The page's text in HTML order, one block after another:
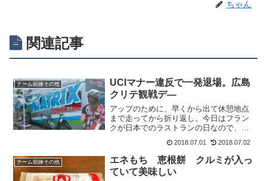
ちゃん
関連記事
チーム朝練その他
UCIマナー違反で一発退場。広島
クリテ観戦デ―
アップのために、早くから出て休憩地点
まで走ってから折り返し。今日はフラン
クが日本でのラストランの日なので、最
初の平地から合流したいと思ってまし
た。しかし、10分ほど間に合わず。平地
が終わってからのつなぎ区間で集団と合
流。反則を宣告される信号...
2018.07.01 2018.07.02
チーム朝練その他
エネもち 恵根餅 クルミが入っ
ていて美味しい